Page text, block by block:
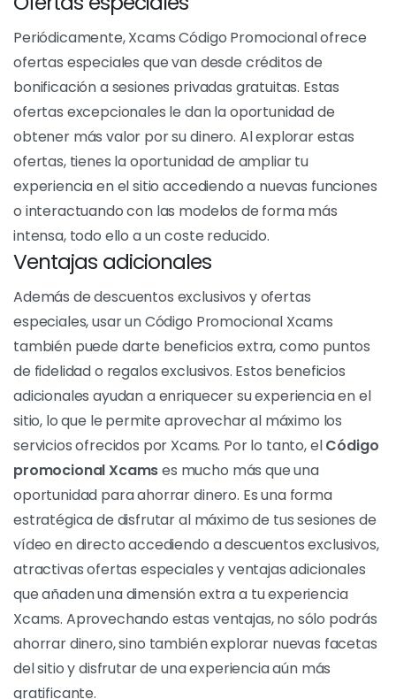
Uno de los principales beneficios del Código
Promocional Xcams es la oportunidad de beneficiarse
de descuentos exclusivos en la compra de créditos en
el sitio. Esta oportunidad le permite ahorrar dinero
mientras disfruta de toda la experiencia Xcams. Los
descuentos exclusivos que ofrece el código
promocional son una forma tangible de maximizar el
valor de su inversión en la plataforma.
Ofertas especiales
Periódicamente, Xcams Código Promocional ofrece
ofertas especiales que van desde créditos de
bonificación a sesiones privadas gratuitas. Estas
ofertas excepcionales le dan la oportunidad de
obtener más valor por su dinero. Al explorar estas
ofertas, tienes la oportunidad de ampliar tu
experiencia en el sitio accediendo a nuevas funciones
o interactuando con las modelos de forma más
intensa, todo ello a un coste reducido.
Ventajas adicionales
Además de descuentos exclusivos y ofertas
especiales, usar un Código Promocional Xcams
también puede darte beneficios extra, como puntos
de fidelidad o regalos exclusivos. Estos beneficios
adicionales ayudan a enriquecer su experiencia en el
sitio, lo que le permite aprovechar al máximo los
servicios ofrecidos por Xcams. Por lo tanto, el